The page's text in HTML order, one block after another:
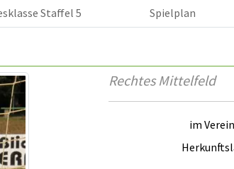
Staffel 5 Spielplan
Rechtes Mittelfeld
im